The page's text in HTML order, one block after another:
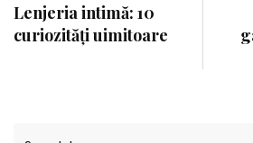
Lenjeria intimă: 10
curiozități uimitoare